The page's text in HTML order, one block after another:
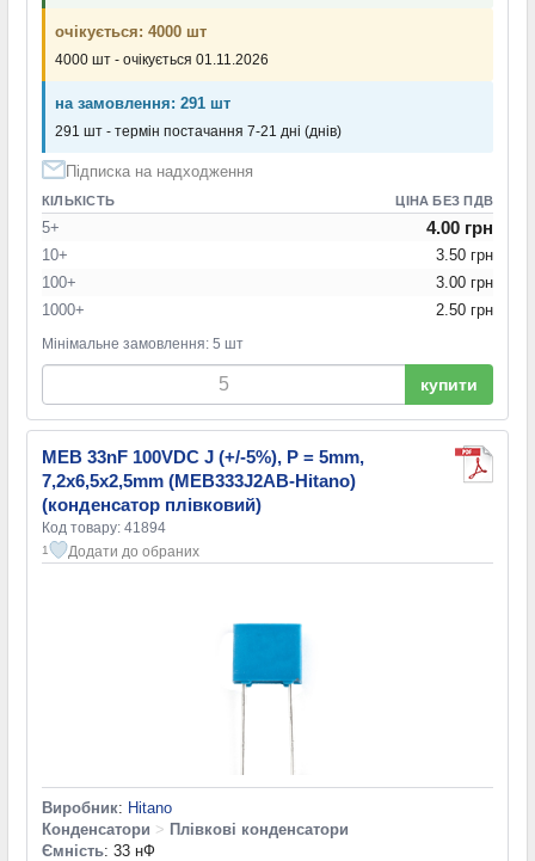
очікується: 4000 шт
4000 шт - очікується 01.11.2026
на замовлення: 291 шт
291 шт - термін постачання 7-21 дні (днів)
Підписка на надходження
КІЛЬКІСТЬ ЦІНА БЕЗ ПДВ
5+ 4.00 грн
10+
3.50 грн
100+
3.00 грн
1000+
2.50 грн
Мінімальне замовлення: 5 шт
купити
MEB 33nF 100VDC J (+/-5%), P = 5mm,
7,2x6,5x2,5mm (MEB333J2AB-Hitano)
(конденсатор плівковий)
Код товару: 41894
1 Додати до обраних
Виробник: Hitano
Конденсатори > Плівкові конденсатори
Ємність: 33 нФ